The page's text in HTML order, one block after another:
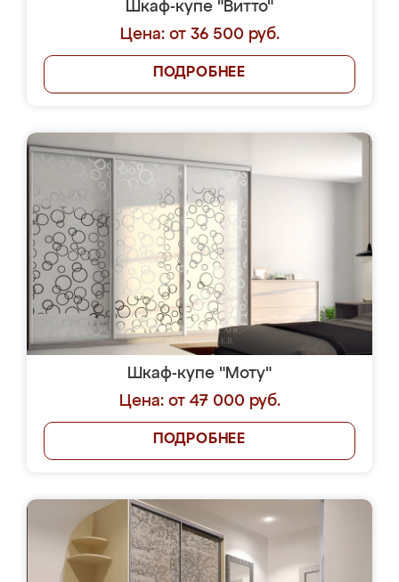
Шкаф-купе "Витто"
Цена: от 36 500 руб.
ПОДРОБНЕЕ
Шкаф-купе "Моту"
Цена: от 47 000 руб.
ПОДРОБНЕЕ